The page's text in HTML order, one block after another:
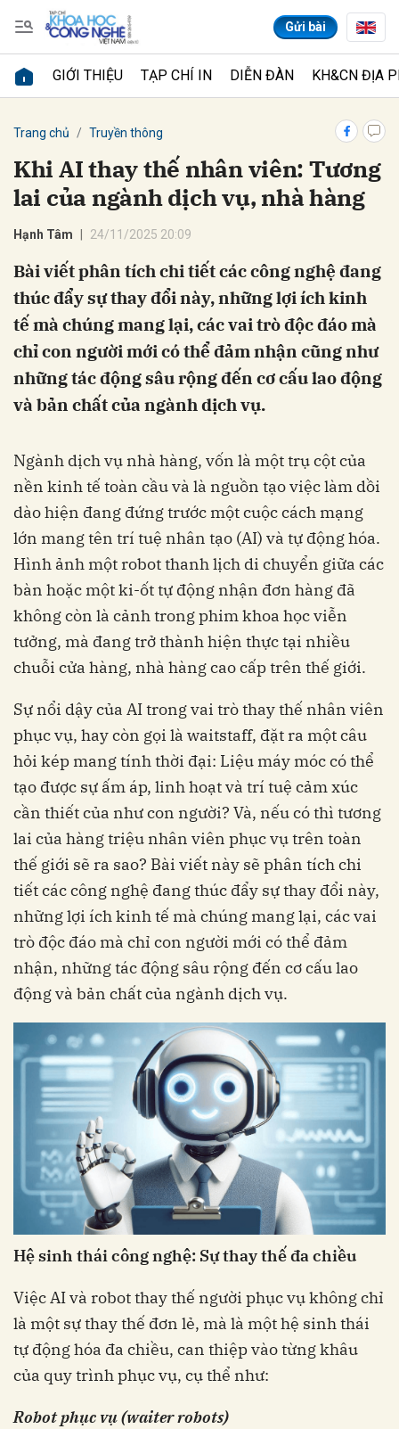
Gửi bài
GIỚI THIỆU TẠP CHÍ IN DIỄN ĐÀN KH&CN ĐỊA
Trang chủ Truyền thông
Khi AI thay thế nhân viên: Tương
lai của ngành dịch vụ, nhà hàng
Hạnh Tâm 24/11/2025 20:09
Bài viết phân tích chi tiết các công nghệ đang
thúc đẩy sự thay đổi này, những lợi ích kinh
tế mà chúng mang lại, các vai trò độc đáo mà
chỉ con người mới có thể đảm nhận cũng như
những tác động sâu rộng đến cơ cấu lao động
và bản chất của ngành dịch vụ.
Ngành dịch vụ nhà hàng, vốn là một trụ cột của
nền kinh tế toàn cầu và là nguồn tạo việc làm dồi
dào hiện đang đứng trước một cuộc cách mạng
lớn mang tên trí tuệ nhân tạo (AI) và tự động hóa.
Hình ảnh một robot thanh lịch di chuyển giữa các
bàn hoặc một ki-ốt tự động nhận đơn hàng đã
không còn là cảnh trong phim khoa học viễn
tưởng, mà đang trở thành hiện thực tại nhiều
chuỗi cửa hàng, nhà hàng cao cấp trên thế giới.
Sự nổi dậy của AI trong vai trò thay thế nhân viên
phục vụ, hay còn gọi là waitstaff, đặt ra một câu
hỏi kép mang tính thời đại: Liệu máy móc có thể
tạo được sự ấm áp, linh hoạt và trí tuệ cảm xúc
cần thiết của như con người? Và, nếu có thì tương
lai của hàng triệu nhân viên phục vụ trên toàn
thế giới sẽ ra sao? Bài viết này sẽ phân tích chi
tiết các công nghệ đang thúc đẩy sự thay đổi này,
những lợi ích kinh tế mà chúng mang lại, các vai
trò độc đáo mà chỉ con người mới có thể đảm
nhận, những tác động sâu rộng đến cơ cấu lao
động và bản chất của ngành dịch vụ.
Hệ sinh thái công nghệ: Sự thay thế đa chiều
Việc AI và robot thay thế người phục vụ không chỉ
là một sự thay thế đơn lẻ, mà là một hệ sinh thái
tự động hóa đa chiều, can thiệp vào từng khâu
của quy trình phục vụ, cụ thể như:
Robot phục vụ (waiter robots)
Gửi bình luận
Hủy Gửi